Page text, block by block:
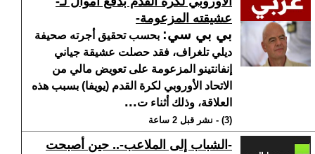
عشيقته المزعومة-
بي بي سي: بحسب تحقيق أجرته صحيفة
ديلي تلغراف، فقد حصلت عشيقة جياني
إنفانتينو المزعومة على تعويض مالي من
الاتحاد الأوروبي لكرة القدم (يويفا) بسبب هذه
العلاقة، وذلك أثناء ت...
(3) - نشر قبل 2 ساعة
-الشباب إلى الملاعب-.. حين أصبحت